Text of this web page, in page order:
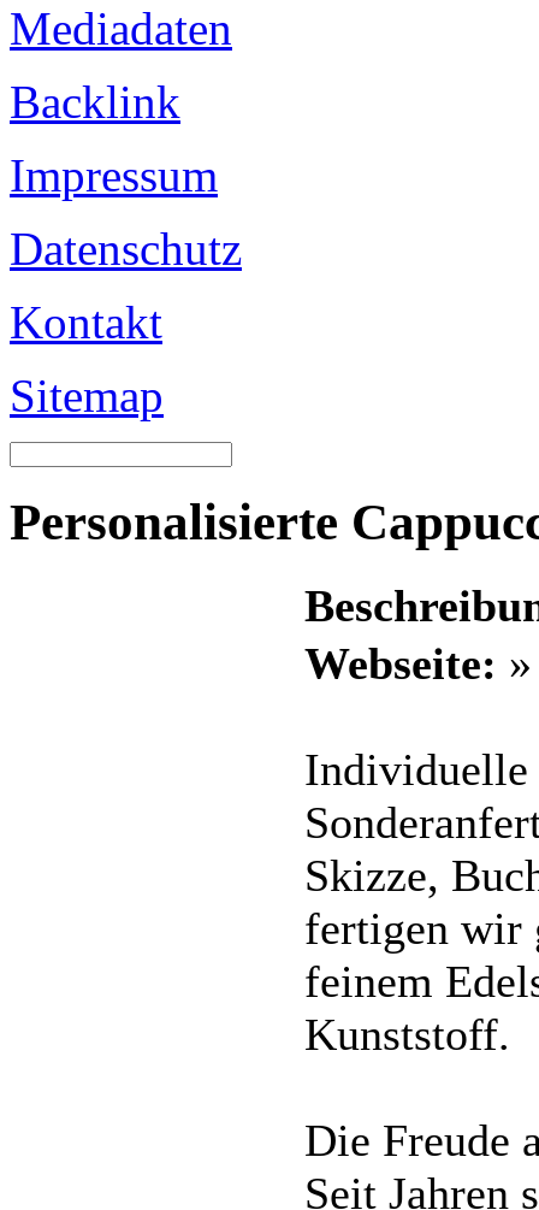
Mediadaten
Backlink
Impressum
Datenschutz
Kontakt
Sitemap
Personalisierte
Webseite:
Individuelle
Skizze,
fertigen wir
feinem
Kunststoff.
Die Freude
Seit Jahren